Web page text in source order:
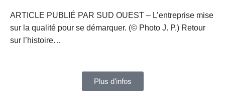
ARTICLE PUBLIÉ PAR SUD OUEST – L’entreprise mise
sur la qualité pour se démarquer. (© Photo J. P.) Retour
sur l’histoire…
Plus d'infos